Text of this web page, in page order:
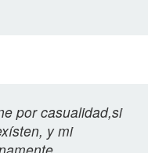
por casualidad,si
y mi